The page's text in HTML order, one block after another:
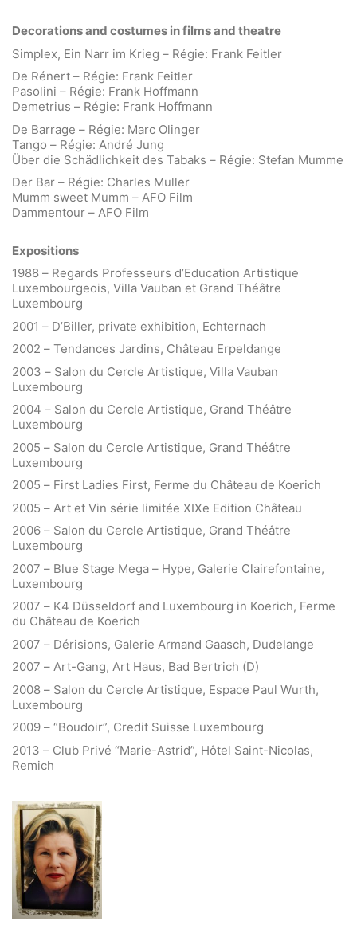
Decorations and costumes in films and theatre
Simplex, Ein Narr im Krieg – Régie: Frank Feitler
De Rénert – Régie: Frank Feitler
Pasolini – Régie: Frank Hoffmann
Demetrius – Régie: Frank Hoffmann
De Barrage – Régie: Marc Olinger
Tango – Régie: André Jung
Über die Schädlichkeit des Tabaks – Régie: Stefan Mumme
Der Bar – Régie: Charles Muller
Mumm sweet Mumm – AFO Film
Dammentour – AFO Film
Expositions
1988 – Regards Professeurs d’Education Artistique
Luxembourgeois, Villa Vauban et Grand Théâtre
Luxembourg
2001 – D’Biller, private exhibition, Echternach
2002 – Tendances Jardins, Château Erpeldange
2003 – Salon du Cercle Artistique, Villa Vauban
Luxembourg
2004 – Salon du Cercle Artistique, Grand Théâtre
Luxembourg
2005 – Salon du Cercle Artistique, Grand Théâtre
Luxembourg
2005 – First Ladies First, Ferme du Château de Koerich
2005 – Art et Vin série limitée XIXe Edition Château
2006 – Salon du Cercle Artistique, Grand Théâtre
Luxembourg
2007 – Blue Stage Mega – Hype, Galerie Clairefontaine,
Luxembourg
2007 – K4 Düsseldorf and Luxembourg in Koerich, Ferme
du Château de Koerich
2007 – Dérisions, Galerie Armand Gaasch, Dudelange
2007 – Art-Gang, Art Haus, Bad Bertrich (D)
2008 – Salon du Cercle Artistique, Espace Paul Wurth,
Luxembourg
2009 – “Boudoir”, Credit Suisse Luxembourg
2013 – Club Privé “Marie-Astrid”, Hôtel Saint-Nicolas,
Remich